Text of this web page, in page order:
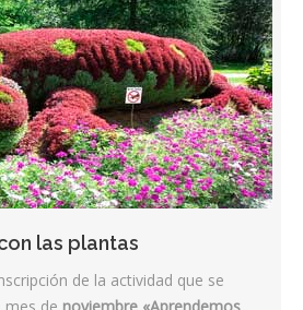
las plantas
de la actividad que se